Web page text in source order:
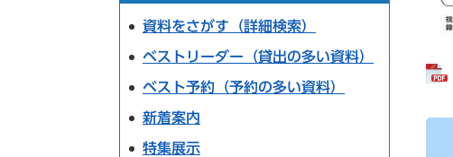
資料をさがす（詳細検索）
ベストリーダー（貸出の多い資料）
ベスト予約（予約の多い資料）
新着案内
特集展示